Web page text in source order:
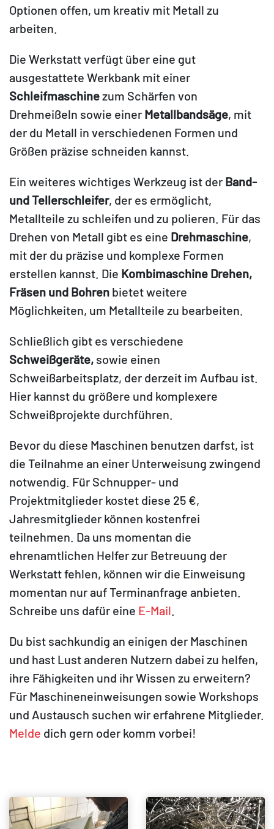
Optionen offen, um kreativ mit Metall zu
arbeiten.
Die Werkstatt verfügt über eine gut
ausgestattete Werkbank mit einer
Schleifmaschinezum Schärfen von
Drehmeißeln sowie einer Metallbandsäge, mit
der du Metall in verschiedenen Formen und
Größen präzise schneiden kannst.
Ein weiteres wichtiges Werkzeug ist der Band-
und Tellerschleifer, der es ermöglicht,
Metallteile zu schleifen und zu polieren. Für das
Drehen von Metall gibt es eine Drehmaschine,
mit der du präzise und komplexe Formen
erstellen kannst. Die Kombimaschine Drehen,
Fräsen und Bohren bietet weitere
Möglichkeiten, um Metallteile zu bearbeiten.
Schließlich gibt es verschiedene
Schweißgeräte, sowie einen
Schweißarbeitsplatz, der derzeit im Aufbau ist.
Hier kannst du größere und komplexere
Schweißprojekte durchführen.
Bevor du diese Maschinen benutzen darfst, ist
die Teilnahme an einer Unterweisung zwingend
notwendig. Für Schnupper- und
Projektmitglieder kostet diese 25 €,
Jahresmitglieder können kostenfrei
teilnehmen. Da uns momentan die
ehrenamtlichen Helfer zur Betreuung der
Werkstatt fehlen, können wir die Einweisung
momentan nur auf Terminanfrage anbieten.
Schreibe uns dafür eine E-Mail
Du bist sachkundig an einigen der Maschinen
und hast Lust anderen Nutzern dabei zu helfen,
ihre Fähigkeiten und ihr Wissen zu erweitern?
Für Maschineneinweisungen sowie Workshops
und Austausch suchen wir erfahrene Mitglieder.
Melde dich gern oder komm vorbei!